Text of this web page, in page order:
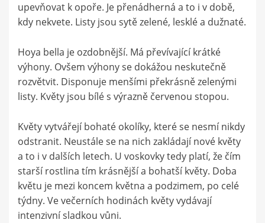
upevňovat k opoře. Je přenádherná a to i v době,
kdy nekvete. Listy jsou sytě zelené, lesklé a dužnaté.
Hoya bella je ozdobnější. Má převívající krátké
výhony. Ovšem výhony se dokážou neskutečně
rozvětvit. Disponuje menšími překrásně zelenými
listy. Květy jsou bílé s výrazně červenou stopou.
Květy vytvářejí bohaté okolíky, které se nesmí nikdy
odstranit. Neustále se na nich zakládají nové květy
a to i v dalších letech. U voskovky tedy platí, že čím
starší rostlina tím krásnější a bohatší květy. Doba
květu je mezi koncem května a podzimem, po celé
týdny. Ve večerních hodinách květy vydávají
intenzivní sladkou vůni.